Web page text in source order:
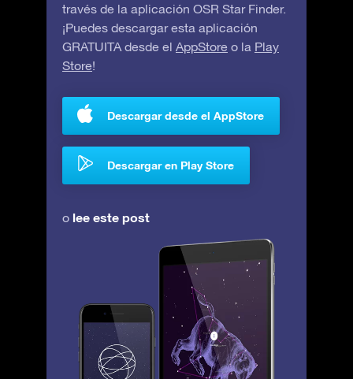
través de la aplicación OSR Star Finder.
¡Puedes descargar esta aplicación
GRATUITA desde el AppStore o la Play
Store!
Descargar desde el AppStore
Descargar en Play Store
o lee este post